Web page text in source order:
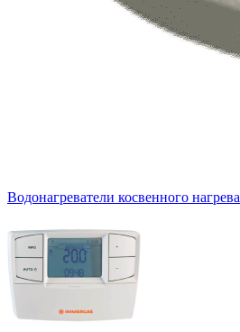
Водонагреватели косвенного нагрева